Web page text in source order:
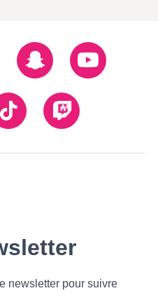
SnapchatYoutube
TikTok Twitch